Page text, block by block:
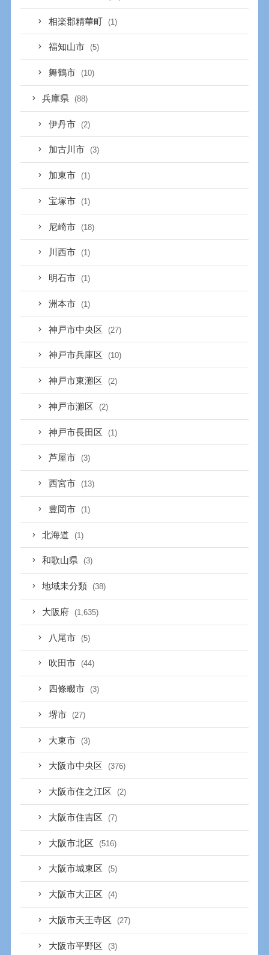
相楽郡精華町 (1)
福知山市 (5)
舞鶴市 (10)
兵庫県 (88)
伊丹市 (2)
加古川市 (3)
加東市 (1)
宝塚市 (1)
尼崎市 (18)
川西市 (1)
明石市 (1)
洲本市 (1)
神戸市中央区 (27)
神戸市兵庫区 (10)
神戸市東灘区 (2)
神戸市灘区 (2)
神戸市長田区 (1)
芦屋市 (3)
西宮市 (13)
豊岡市 (1)
北海道 (1)
和歌山県 (3)
地域未分類 (38)
大阪府 (1,635)
八尾市 (5)
吹田市 (44)
四條畷市 (3)
堺市 (27)
大東市 (3)
大阪市中央区 (376)
大阪市住之江区 (2)
大阪市住吉区 (7)
大阪市北区 (516)
大阪市城東区 (5)
大阪市大正区 (4)
大阪市天王寺区 (27)
大阪市平野区 (3)